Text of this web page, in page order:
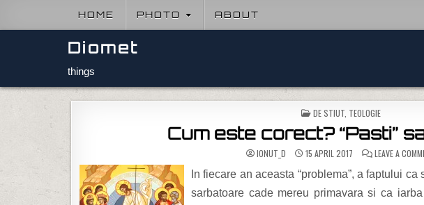
HOME PHOTO ABOUT
Diomet
things
POSTED IN
DE STIUT, TEOLOGIE
Cum este corect? “Pasti”
IONUT_D 15 APRIL 2017 LEAVE A
In fiecare an aceasta “problema”, a faptului
sarbatoare cade mereu primavara si ca